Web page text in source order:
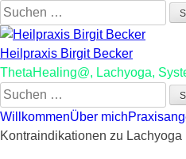
Suchen
nach:
Heilpraxis Birgit Becker
ThetaHealing@, Lachyoga,
Suchen
nach:
WillkommenÜber mich
Kontraindikationen zu Lachyoga